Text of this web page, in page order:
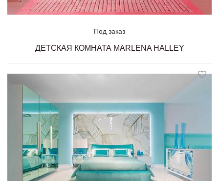
Под заказ
ДЕТСКАЯ КОМНАТА MARLENA HALLEY